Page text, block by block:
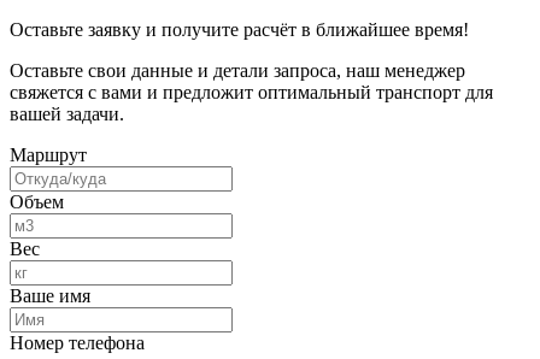
Оставьте заявку и получите расчёт в ближайшее время!
Оставьте свои данные и детали запроса, наш менеджер
свяжется с вами и предложит оптимальный транспорт для
вашей задачи.
Маршрут
Объем
Вес
Ваше имя
Номер телефона